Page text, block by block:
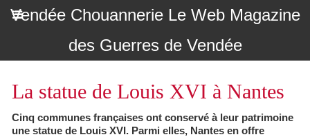
Vendée Chouannerie Le Web Magazine
des Guerres de Vendée
La statue de Louis XVI à Nantes
Cinq communes françaises ont conservé à leur patrimoine
une statue de Louis XVI. Parmi elles, Nantes en offre